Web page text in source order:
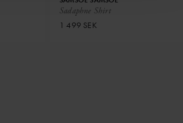
Sadaphne Shirt
1 499 SEK